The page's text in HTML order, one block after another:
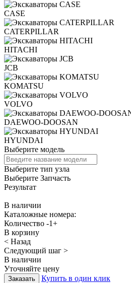
CASE
CATERPILLAR
HITACHI
JCB
KOMATSU
VOLVO
DAEWOO-DOOSAN
HYUNDAI
Выберите модель
Выберите тип узла
Выберите Запчасть
Результат
В наличии
Каталожные номера:
Количество -1+
В корзину
< Назад
Следующий шаг >
В наличии
Уточняйте цену
Купить в один клик